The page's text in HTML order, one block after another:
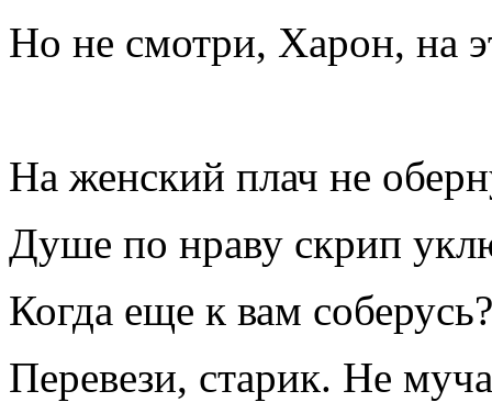
Но не смотри, Харон, на
На женский плач не
Душе по нраву скрип
Когда еще к вам
Перевези, старик. Не